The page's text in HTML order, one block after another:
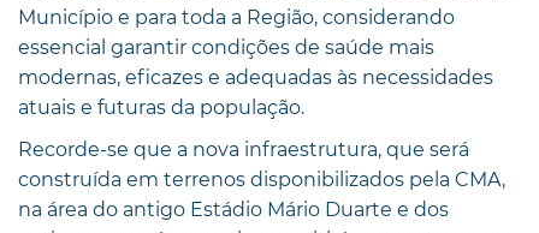
Município e para toda a Região, considerando
essencial garantir condições de saúde mais
modernas, eficazes e adequadas às necessidades
atuais e futuras da população.
Recorde-se que a nova infraestrutura, que será
construída em terrenos disponibilizados pela CMA,
na área do antigo Estádio Mário Duarte e dos